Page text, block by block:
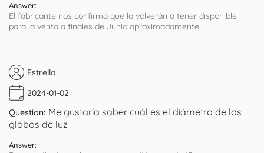
Answer:
El fabricante nos confirma que la volverán a tener disponible
para la venta a finales de Junio aproximadamente.
Estrella
2024-01-02
Question: Me gustaría saber cuál es el diámetro de los
globos de luz
Answer: